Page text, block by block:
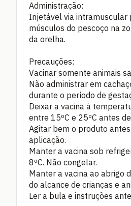
Administração:
Injetável via intramuscular
músculos do pescoço na
da orelha.
Precauções:
Vacinar somente animais
Não administrar em
durante o período de
Deixar a vacina à
entre 15ºC e 25ºC antes
Agitar bem o produto
aplicação.
Manter a vacina sob
8ºC. Não congelar.
Manter a vacina ao abrigo
do alcance de crianças e
Ler a bula e instruções